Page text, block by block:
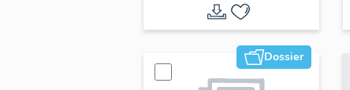
lycée des métiers Tom
Morel
Dossier